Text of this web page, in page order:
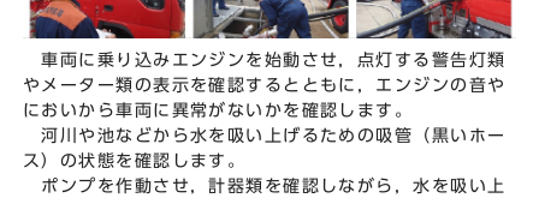
車両に乗り込みエンジンを始動させ，点灯する警告灯類
やメーター類の表示を確認するとともに，エンジンの音や
においから車両に異常がないかを確認します。
河川や池などから水を吸い上げるための吸管（黒いホー
ス）の状態を確認します。
ポンプを作動させ，計器類を確認しながら，水を吸い上